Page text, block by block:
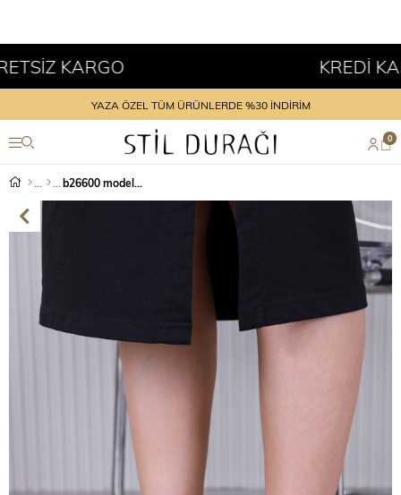
KARGO KREDİ
YAZA ÖZEL TÜM ÜRÜNLERDE %30 İNDİRİM
0
b26600 model 2 cm tabanlı orjinal deri yeni sezon sandalet TABA.SUET